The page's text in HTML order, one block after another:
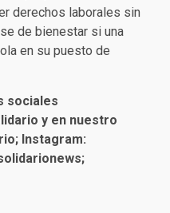
derechos laborales sin
de bienestar si una
en su puesto de
sociales
y en nuestro
Instagram: